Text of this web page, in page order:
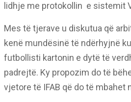
lidhje me protokollin e sistemit
Mes të tjerave u diskutua që
kenë mundësinë të ndërhyjnë
futbollisti kartonin e dytë të
padrejtë. Ky propozim do të
vjetore të IFAB që do të mbahet